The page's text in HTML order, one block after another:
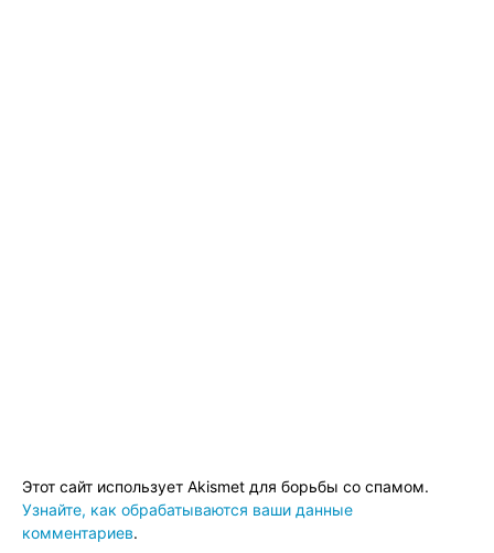
Этот сайт использует Akismet для борьбы со спамом.
Узнайте, как обрабатываются ваши данные
комментариев.